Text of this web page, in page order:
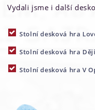
Vydali jsme i další
Stolní desková hra
Stolní desková hra
Stolní desková hra V